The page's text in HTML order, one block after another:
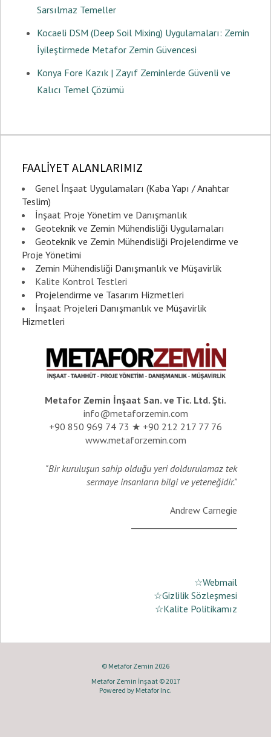
Sarsılmaz Temeller
Kocaeli DSM (Deep Soil Mixing) Uygulamaları: Zemin
İyileştirmede Metafor Zemin Güvencesi
Konya Fore Kazık | Zayıf Zeminlerde Güvenli ve
Kalıcı Temel Çözümü
FAALİYET ALANLARIMIZ
Genel İnşaat Uygulamaları (Kaba Yapı / Anahtar
Teslim)
İnşaat Proje Yönetim ve Danışmanlık
Geoteknik ve Zemin Mühendisliği Uygulamaları
Geoteknik ve Zemin Mühendisliği Projelendirme ve
Proje Yönetimi
Zemin Mühendisliği Danışmanlık ve Müşavirlik
Kalite Kontrol Testleri
Projelendirme ve Tasarım Hizmetleri
İnşaat Projeleri Danışmanlık ve Müşavirlik
Hizmetleri
Metafor Zemin İnşaat San. ve Tic. Ltd. Şti.
info@metaforzemin.com
+90 850 969 74 73 ★ +90 212 217 77 76
www.metaforzemin.com
"Bir kuruluşun sahip olduğu yeri doldurulamaz tek
sermaye insanların bilgi ve yeteneğidir."
Andrew Carnegie
☆Webmail
☆Gizlilik Sözleşmesi
☆Kalite Politikamız
© Metafor Zemin 2026
Metafor Zemin İnşaat © 2017
Powered by Metafor Inc.